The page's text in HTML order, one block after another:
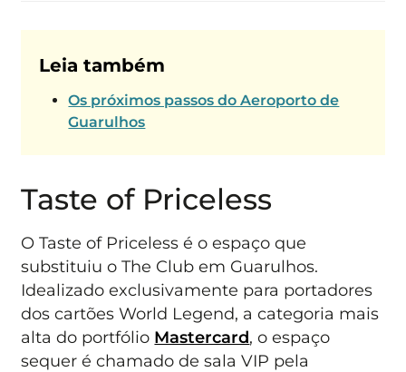
Leia também
Os próximos passos do Aeroporto de
Guarulhos
Taste of Priceless
O Taste of Priceless é o espaço que
substituiu o The Club em Guarulhos.
Idealizado exclusivamente para portadores
dos cartões World Legend, a categoria mais
alta do portfólio Mastercard, o espaço
sequer é chamado de sala VIP pela